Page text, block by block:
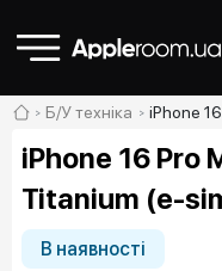
Б/У техніка iPhone
iPhone 16 Pro
Titanium (e-
В наявності